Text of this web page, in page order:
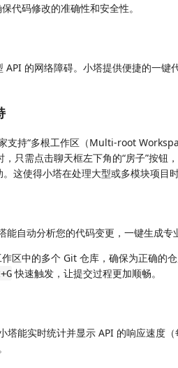
代码修改的准确性和安全性。
的网络障碍。小塔提供便捷的一键
支持“多根工作区（Multi-root
只需点击聊天框左下角的“房子”按钮
这使得小塔在处理大型或多模块项目时
自动分析您的代码变更，一键生成专
区中的多个 Git 仓库，确保为正确的仓
快速触发，让提交过程更加顺畅。
塔能实时统计并显示 API 的响应速度